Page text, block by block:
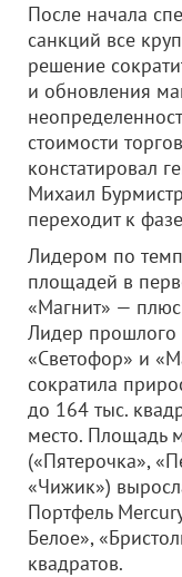
После начала
санкций все
решение
и обновления
стоимости
констатировал
Михаил
переходит к
Лидером по
площадей в
«Магнит» —
Лидер прошлого
«Светофор» и
сократила
до 164 тыс.
место. Площадь
(«Пятерочка»,
«Чижик»)
Портфель
Белое»,
квадратов.